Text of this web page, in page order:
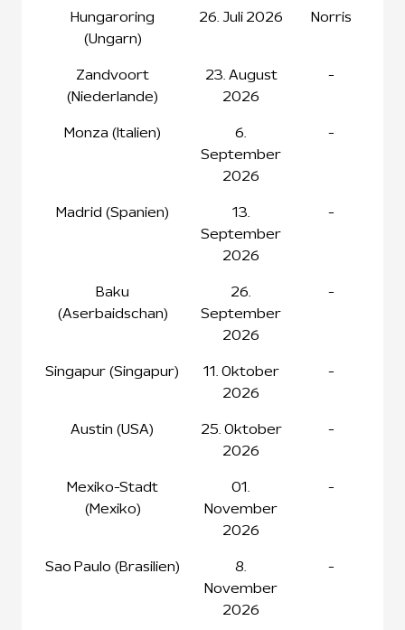
Hungaroring
(Ungarn)
26. Juli 2026 Norris
Zandvoort
(Niederlande)
23. August
2026
-
Monza (Italien)
6.
September
2026
-
Madrid (Spanien)
13.
September
2026
-
Baku
(Aserbaidschan)
26.
September
2026
-
Singapur (Singapur)
11. Oktober
2026
-
Austin (USA)
25. Oktober
2026
-
Mexiko-Stadt
(Mexiko)
01.
November
2026
-
Sao Paulo (Brasilien)
8.
November
2026
-